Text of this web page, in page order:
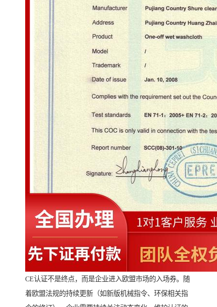
CE认证不是终点，而是企业进入欧盟市场的入场券。随
着欧盟法规的持续更新（如新版机械指令、环保相关指